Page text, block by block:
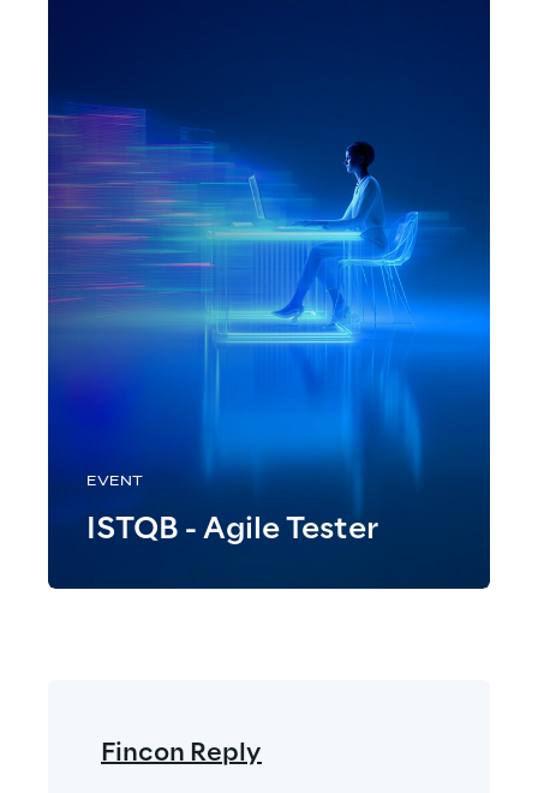
EVENT
ISTQB - Agile Tester
Fincon Reply